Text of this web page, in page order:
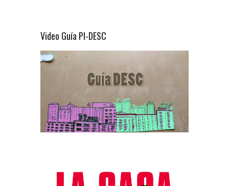
Video Guía PI-DESC